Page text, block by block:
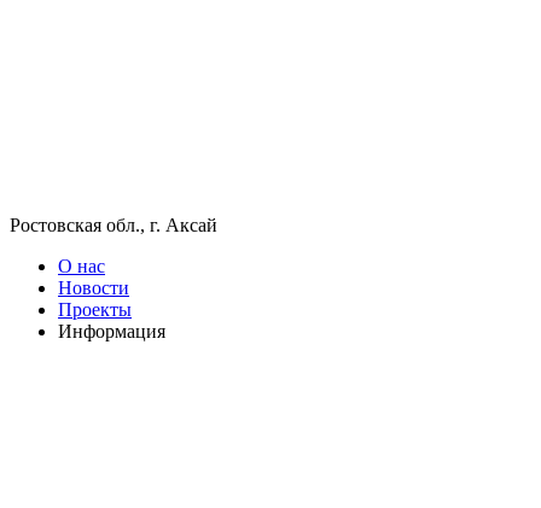
Ростовская обл., г. Аксай
О нас
Новости
Проекты
Информация